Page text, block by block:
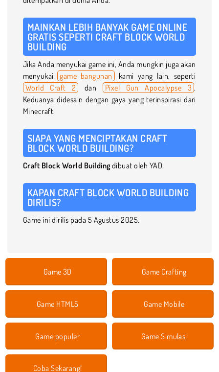
MAINKAN LEBIH BANYAK GAME ONLINE
GRATIS SEPERTI CRAFT BLOCK WORLD
BUILDING
Jika Anda menyukai game ini, Anda mungkin juga akan
menyukai game bangunan kami yang lain, seperti
World Craft 2
dan Pixel Gun Apocalypse 3 .
Keduanya didesain dengan gaya yang terinspirasi dari
Minecraft.
SIAPA YANG MENCIPTAKAN CRAFT
BLOCK WORLD BUILDING?
Craft Block World Buildingdibuat oleh YAD.
KAPAN CRAFT BLOCK WORLD BUILDING
DIRILIS?
Game ini dirilis pada 5 Agustus 2025.
Game 3D Game Crafting
Game HTML5 Game Mobile
Game populer Game Simulasi
Coba Sekarang!